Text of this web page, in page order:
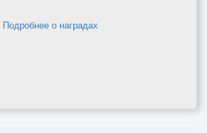
Подробнее о наградах